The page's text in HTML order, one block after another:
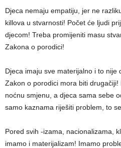
Djeca nemaju empatiju, jer ne
killova u stvarnosti! Počet će ljudi
djecom! Treba promijeniti masu
Zakona o porodici!
Djeca imaju sve materijalno i to nije
Zakon o porodici mora biti
noćnu smjenu, a djeca sama sebe
samo kaznama riješiti problem, to
Pored svih -izama, nacionalizama,
imamo i materijalizam! Imamo